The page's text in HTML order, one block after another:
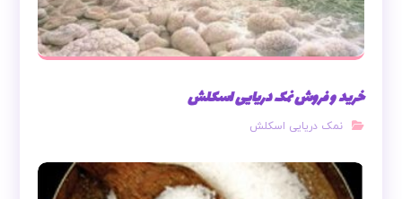
خرید و فروش نمک دریایی اسکلش
نمک دریایی اسکلش